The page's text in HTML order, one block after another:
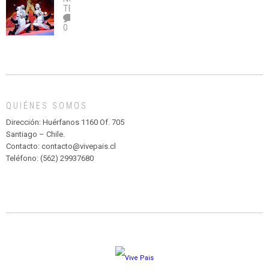
legalice
el
abuso”
DE
TEATRO
Y
MADAGASCAR
PARQUE
HURATDO
TEATRO
0
QUIÉNES SOMOS
Dirección: Huérfanos 1160 Of. 705
Santiago – Chile.
Contacto: contacto@vivepais.cl
Teléfono: (562) 29937680